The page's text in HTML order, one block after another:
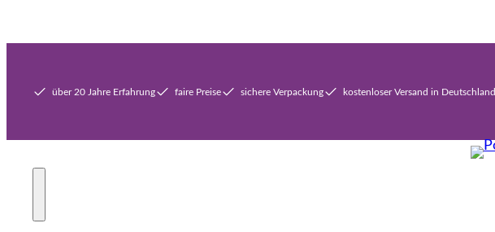
über 20 Jahre Erfahrung faire Preise sichere Verpackung kostenloser Versand in Deutschland